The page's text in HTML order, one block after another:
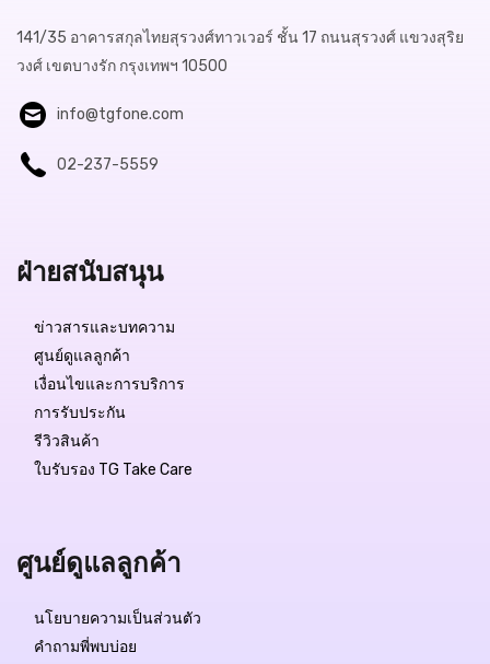
141/35 อาคารสกุลไทยสุรวงศ์ทาวเวอร์ ชั้น 17 ถนนสุรวงศ์ แขวงสุริย
วงศ์ เขตบางรัก กรุงเทพฯ 10500
info@tgfone.com
02-237-5559
ฝ่ายสนับสนุน
ข่าวสารและบทความ
ศูนย์ดูแลลูกค้า
เงื่อนไขและการบริการ
การรับประกัน
รีวิวสินค้า
ใบรับรอง TG Take Care
ศูนย์ดูแลลูกค้า
นโยบายความเป็นส่วนตัว
คำถามพี่พบบ่อย